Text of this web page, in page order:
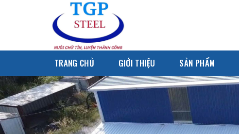
TRANG CHỦ GIỚI THIỆU SẢN PHẨM